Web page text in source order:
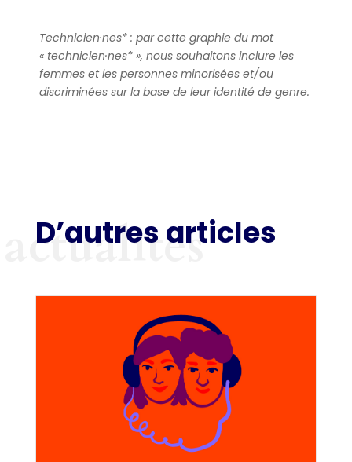
Technicien·nes* : par cette graphie du mot
« technicien·nes* », nous souhaitons inclure les
femmes et les personnes minorisées et/ou
discriminées sur la base de leur identité de genre.
D’autres articles
actualités